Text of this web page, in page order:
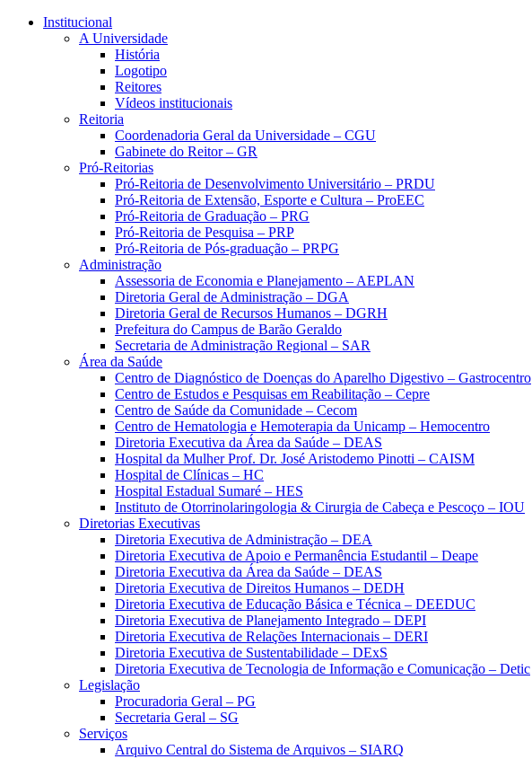
Conteúdo principal
Institucional
A Universidade
História
Logotipo
Reitores
Vídeos institucionais
Reitoria
Coordenadoria Geral da Universidade – CGU
Gabinete do Reitor – GR
Pró-Reitorias
Pró-Reitoria de Desenvolvimento Universitário – PRDU
Pró-Reitoria de Extensão, Esporte e Cultura – ProEEC
Pró-Reitoria de Graduação – PRG
Pró-Reitoria de Pesquisa – PRP
Pró-Reitoria de Pós-graduação – PRPG
Administração
Assessoria de Economia e Planejamento – AEPLAN
Diretoria Geral de Administração – DGA
Diretoria Geral de Recursos Humanos – DGRH
Prefeitura do Campus de Barão Geraldo
Secretaria de Administração Regional – SAR
Área da Saúde
Centro de Diagnóstico de Doenças do Aparelho Digestivo – Gastrocentro
Centro de Estudos e Pesquisas em Reabilitação – Cepre
Centro de Saúde da Comunidade – Cecom
Centro de Hematologia e Hemoterapia da Unicamp – Hemocentro
Diretoria Executiva da Área da Saúde – DEAS
Hospital da Mulher Prof. Dr. José Aristodemo Pinotti – CAISM
Hospital de Clínicas – HC
Hospital Estadual Sumaré – HES
Instituto de Otorrinolaringologia & Cirurgia de Cabeça e Pescoço – IOU
Diretorias Executivas
Diretoria Executiva de Administração – DEA
Diretoria Executiva de Apoio e Permanência Estudantil – Deape
Diretoria Executiva da Área da Saúde – DEAS
Diretoria Executiva de Direitos Humanos – DEDH
Diretoria Executiva de Educação Básica e Técnica – DEEDUC
Diretoria Executiva de Planejamento Integrado – DEPI
Diretoria Executiva de Relações Internacionais – DERI
Diretoria Executiva de Sustentabilidade – DExS
Diretoria Executiva de Tecnologia de Informação e Comunicação – Detic
Legislação
Procuradoria Geral – PG
Secretaria Geral – SG
Serviços
Arquivo Central do Sistema de Arquivos – SIARQ